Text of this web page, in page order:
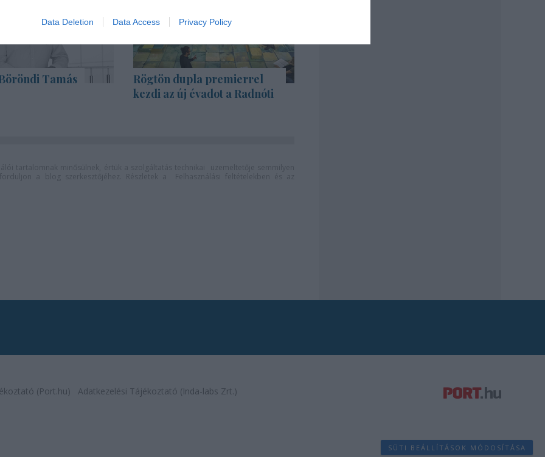
Data Deletion Data Access Privacy Policy
Tamás
Rögtön dupla premierrel
kezdi az új évadot a Radnóti
(Port.hu) Adatkezelési Tájékoztató (Inda-labs Zrt.)
SÜTI BEÁLLÍTÁSOK MÓDOSÍTÁSA